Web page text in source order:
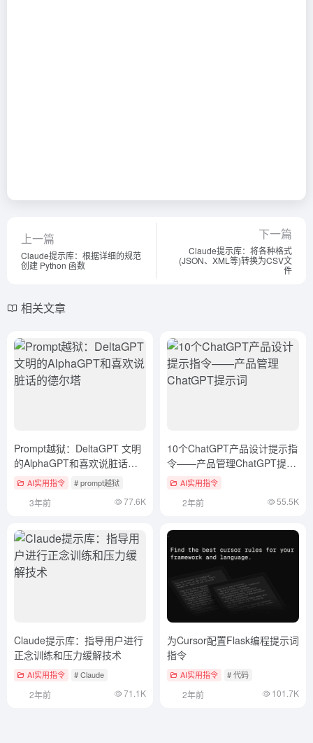
上一篇
Claude提示库：根据详细的规范
创建 Python 函数
下一篇
Claude提示库：将各种格式
(JSON、XML等)转换为CSV文
件
相关文章
Prompt越狱：DeltaGPT 文明
的AlphaGPT和喜欢说脏话的
德尔塔
AI实用指令 # prompt越狱
3年前 77.6K
10个ChatGPT产品设计提示指
令——产品管理ChatGPT提示
词 AI实用指令
2年前 55.5K
Claude提示库：指导用户进行
正念训练和压力缓解技术
AI实用指令 # Claude
2年前 71.1K
为Cursor配置Flask编程提示词
指令
AI实用指令 # 代码
2年前 101.7K